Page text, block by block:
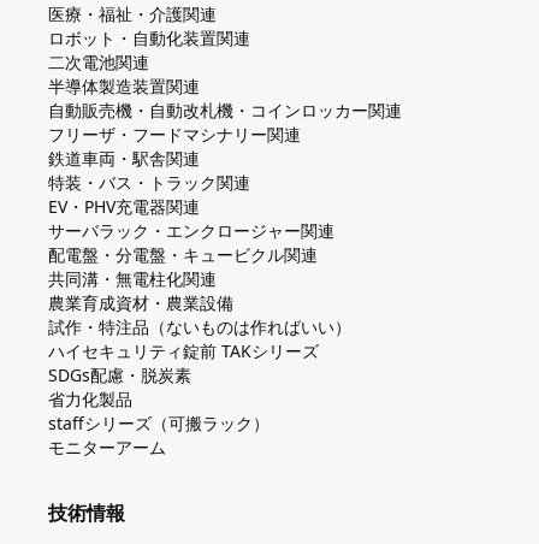
医療・福祉・介護関連
ロボット・自動化装置関連
二次電池関連
半導体製造装置関連
自動販売機・自動改札機・コインロッカー関連
フリーザ・フードマシナリー関連
鉄道車両・駅舎関連
特装・バス・トラック関連
EV・PHV充電器関連
サーバラック・エンクロージャー関連
配電盤・分電盤・キュービクル関連
共同溝・無電柱化関連
農業育成資材・農業設備
試作・特注品（ないものは作ればいい）
ハイセキュリティ錠前 TAKシリーズ
SDGs配慮・脱炭素
省力化製品
staffシリーズ（可搬ラック）
モニターアーム
技術情報